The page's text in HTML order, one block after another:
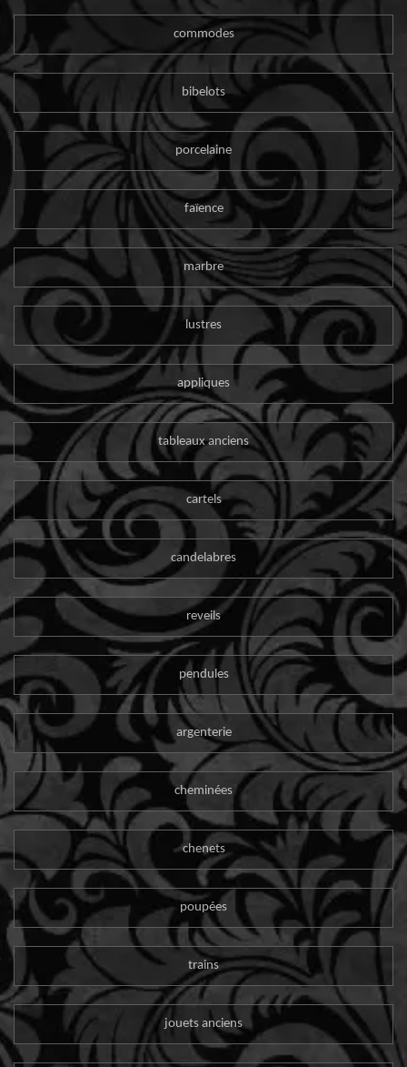
commodes
bibelots
porcelaine
faïence
marbre
lustres
appliques
tableaux anciens
cartels
candelabres
reveils
pendules
argenterie
cheminées
chenets
poupées
trains
jouets anciens